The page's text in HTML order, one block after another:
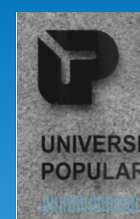
Universidade
Popular do
Porto
Associação
Cultural